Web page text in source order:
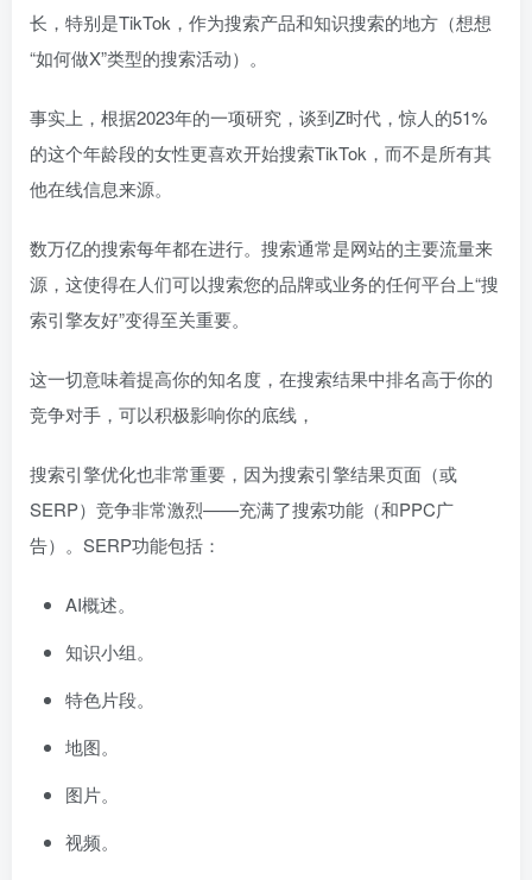
长，特别是TikTok，作为搜索产品和知识搜索的地方（想想
“如何做X”类型的搜索活动）。
事实上，根据2023年的一项研究，谈到Z时代，惊人的51%
的这个年龄段的女性更喜欢开始搜索TikTok，而不是所有其
他在线信息来源。
数万亿的搜索每年都在进行。搜索通常是网站的主要流量来
源，这使得在人们可以搜索您的品牌或业务的任何平台上“搜
索引擎友好”变得至关重要。
这一切意味着提高你的知名度，在搜索结果中排名高于你的
竞争对手，可以积极影响你的底线，
搜索引擎优化也非常重要，因为搜索引擎结果页面（或
SERP）竞争非常激烈——充满了搜索功能（和PPC广
告）。SERP功能包括：
AI概述。
知识小组。
特色片段。
地图。
图片。
视频。